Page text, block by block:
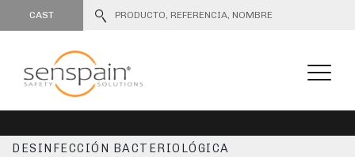
CAST
DESINFECCIÓN BACTERIOLÓGICA